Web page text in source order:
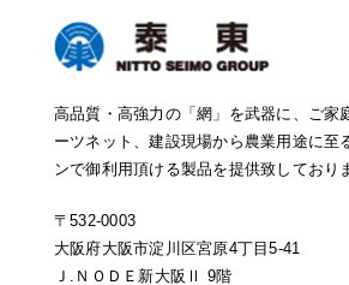
高品質・高強力の「網」を武器に、ご家
ーツネット、建設現場から農業用途に至
ンで御利用頂ける製品を提供致しており
〒532-0003
大阪府大阪市淀川区宮原4丁目5-41
Ｊ.ＮＯＤＥ新大阪Ⅱ 9階